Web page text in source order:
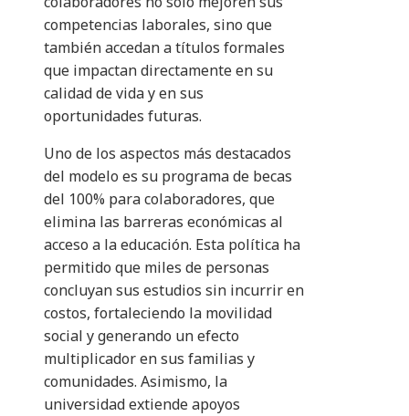
competencias laborales, sino que
también accedan a títulos formales
que impactan directamente en su
calidad de vida y en sus
oportunidades futuras.
Uno de los aspectos más destacados
del modelo es su programa de becas
del 100% para colaboradores, que
elimina las barreras económicas al
acceso a la educación. Esta política ha
permitido que miles de personas
concluyan sus estudios sin incurrir en
costos, fortaleciendo la movilidad
social y generando un efecto
multiplicador en sus familias y
comunidades. Asimismo, la
universidad extiende apoyos